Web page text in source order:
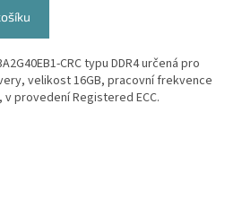
CRC typu DDR4 určená pro
velikost 16GB, pracovní frekvence
v provedení Registered ECC.